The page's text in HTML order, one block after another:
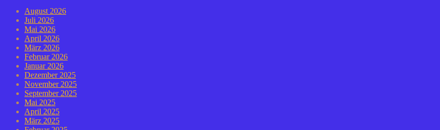
August 2026
Juli 2026
Mai 2026
April 2026
März 2026
Februar 2026
Januar 2026
Dezember 2025
November 2025
September 2025
Mai 2025
April 2025
März 2025